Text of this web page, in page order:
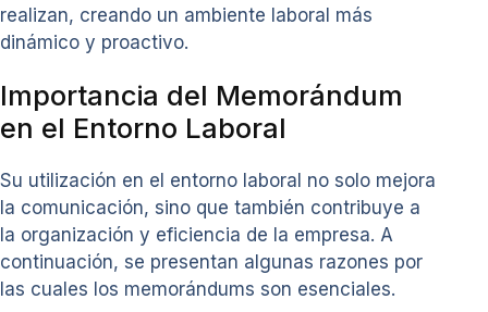
realizan, creando un ambiente laboral más
dinámico y proactivo.
Importancia del Memorándum
en el Entorno Laboral
Su utilización en el entorno laboral no solo mejora
la comunicación, sino que también contribuye a
la organización y eficiencia de la empresa. A
continuación, se presentan algunas razones por
las cuales los memorándums son esenciales.